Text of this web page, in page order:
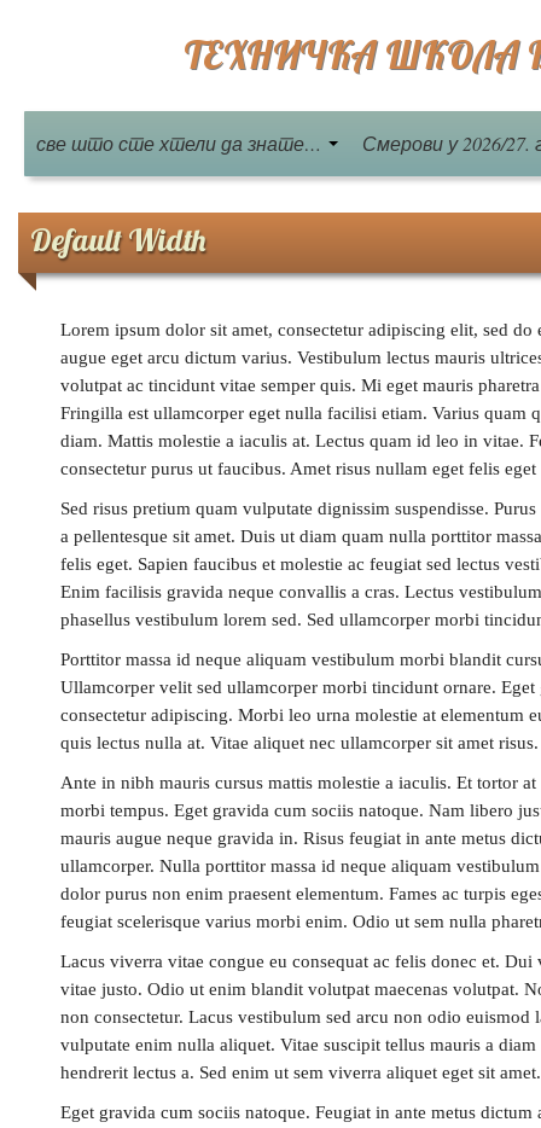
ТЕХНИЧКА ШКОЛА
све што сте хтели да знате… Смерови у 2026/27.
Default Width
Lorem ipsum dolor sit amet, consectetur adipiscing elit, sed
augue eget arcu dictum varius. Vestibulum lectus mauris
volutpat ac tincidunt vitae semper quis. Mi eget mauris
Fringilla est ullamcorper eget nulla facilisi etiam. Varius quam
diam. Mattis molestie a iaculis at. Lectus quam id leo in vitae.
consectetur purus ut faucibus. Amet risus nullam eget felis
Sed risus pretium quam vulputate dignissim suspendisse.
a pellentesque sit amet. Duis ut diam quam nulla porttitor
felis eget. Sapien faucibus et molestie ac feugiat sed lectus
Enim facilisis gravida neque convallis a cras. Lectus
phasellus vestibulum lorem sed. Sed ullamcorper morbi
Porttitor massa id neque aliquam vestibulum morbi blandit
Ullamcorper velit sed ullamcorper morbi tincidunt ornare.
consectetur adipiscing. Morbi leo urna molestie at elementum
quis lectus nulla at. Vitae aliquet nec ullamcorper sit amet
Ante in nibh mauris cursus mattis molestie a iaculis. Et tortor
morbi tempus. Eget gravida cum sociis natoque. Nam libero
mauris augue neque gravida in. Risus feugiat in ante metus
ullamcorper. Nulla porttitor massa id neque aliquam
dolor purus non enim praesent elementum. Fames ac turpis
feugiat scelerisque varius morbi enim. Odio ut sem nulla
Lacus viverra vitae congue eu consequat ac felis donec et.
vitae justo. Odio ut enim blandit volutpat maecenas volutpat.
non consectetur. Lacus vestibulum sed arcu non odio
vulputate enim nulla aliquet. Vitae suscipit tellus mauris a diam
hendrerit lectus a. Sed enim ut sem viverra aliquet eget sit amet.
Eget gravida cum sociis natoque. Feugiat in ante metus